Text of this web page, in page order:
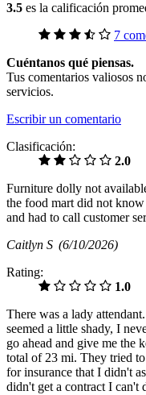
3.5 es la calificación
7
Cuéntanos qué piensas.
Tus comentarios valiosos
servicios.
Escribir un comentario
Clasificación:
2.0
Furniture dolly not
the food mart did not
and had to call customer
Caitlyn S (6/10/2026)
Rating:
1.0
There was a lady
seemed a little shady, I
go ahead and give me the
total of 23 mi. They tried
for insurance that I didn't
didn't get a contract I can't